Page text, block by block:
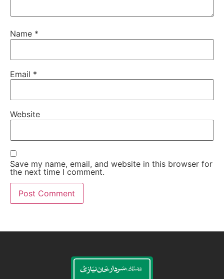
Name *
Email *
Website
Save my name, email, and website in this browser for
the next time I comment.